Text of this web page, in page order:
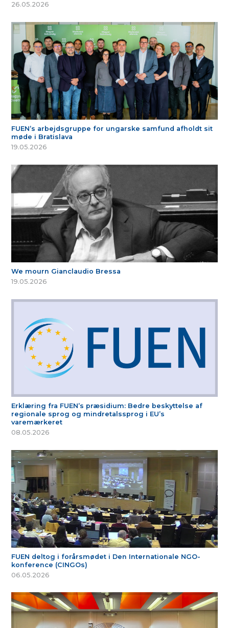
26.05.2026
FUEN’s arbejdsgruppe for ungarske samfund afholdt sit
møde i Bratislava
19.05.2026
We mourn Gianclaudio Bressa
19.05.2026
Erklæring fra FUEN’s præsidium: Bedre beskyttelse af
regionale sprog og mindretalssprog i EU’s
varemærkeret
08.05.2026
FUEN deltog i forårsmødet i Den Internationale NGO-
konference (CINGOs)
06.05.2026